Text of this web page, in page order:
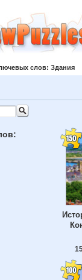
слов: Здания